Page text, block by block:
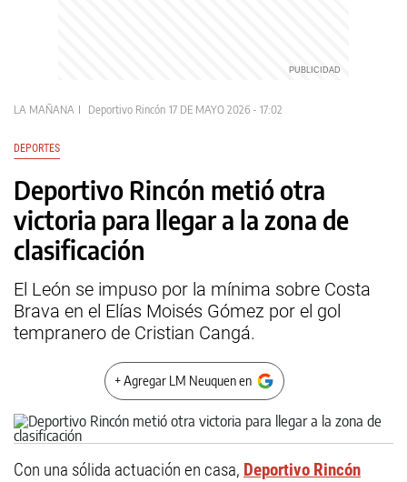
LA MAÑANA Deportivo Rincón 17 DE MAYO 2026 - 17:02
DEPORTES
Deportivo Rincón metió otra
victoria para llegar a la zona de
clasificación
El León se impuso por la mínima sobre Costa
Brava en el Elías Moisés Gómez por el gol
tempranero de Cristian Cangá.
+ Agregar LM Neuquen en
Con una sólida actuación en casa, Deportivo Rincón